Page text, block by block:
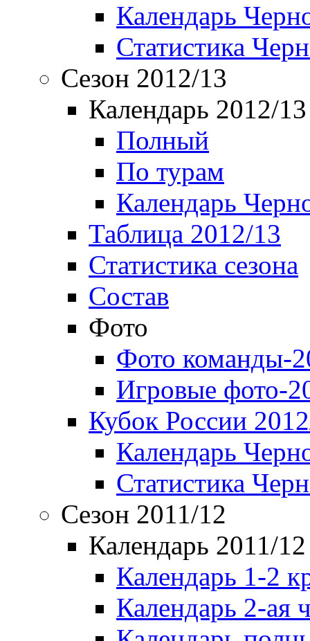
Календарь
Статистика
Сезон 2012/13
Календарь 2012/13
Полный
По турам
Календарь
Таблица 2012/13
Статистика сезона
Состав
Фото
Фото команды-
Игровые фото-
Кубок России
Календарь
Статистика
Сезон 2011/12
Календарь 2011/12
Календарь 1-2
Календарь 2-ая